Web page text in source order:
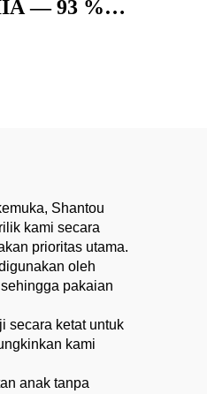
— 93 %
Shantou
kami secara
prioritas utama.
oleh
pakaian
secara ketat untuk
kami
anak tanpa